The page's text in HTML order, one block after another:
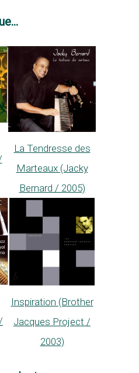
La Tendresse des
Marteaux (Jacky
Bernard / 2005)
Inspiration (Brother
Jacques Project /
2003)